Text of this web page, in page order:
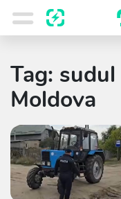
Tag:
Moldova